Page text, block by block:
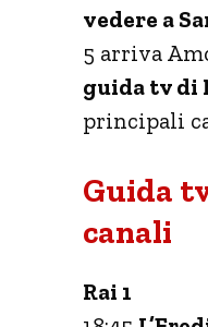
vedere a
5 arriva
guida tv di
principali
Guida
canali
Rai 1